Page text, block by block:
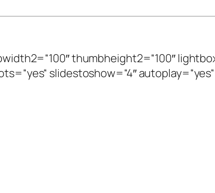
thumbheight2=“100″
slidestoshow=“4″